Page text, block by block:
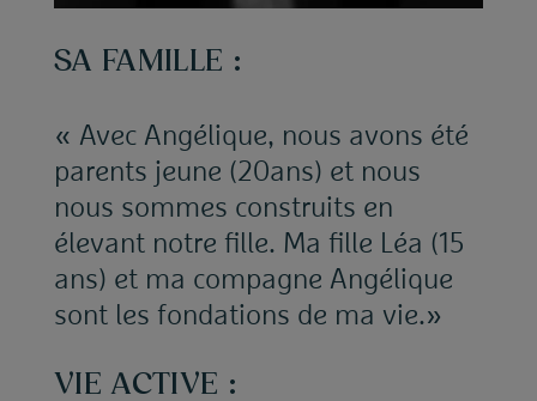
SA FAMILLE :
« Avec Angélique, nous avons été
parents jeune (20ans) et nous
nous sommes construits en
élevant notre fille. Ma fille Léa (15
ans) et ma compagne Angélique
sont les fondations de ma vie.»
VIE ACTIVE :